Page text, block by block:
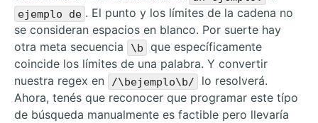
ejemplo de . El punto y los límites de la cadena no
se consideran espacios en blanco. Por suerte hay
otra meta secuencia
\b
que específicamente
coincide los límites de una palabra. Y convertir
nuestra regex en
/\bejemplo\b/
lo resolverá.
Ahora, tenés que reconocer que programar este típo
de búsqueda manualmente es factible pero llevaría